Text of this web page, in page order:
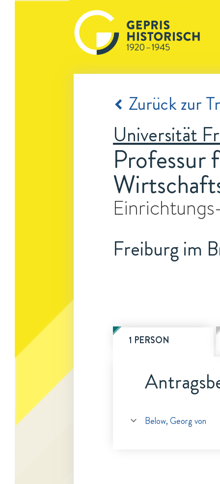
Zurück zur
Universität
Professur
Freiburg im
1 PERSON
Below, Georg von